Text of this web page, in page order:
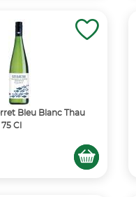
Bleu Blanc Thau
Cl